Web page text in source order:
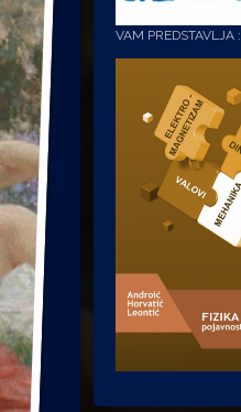
VAM PREDSTAVLJA :